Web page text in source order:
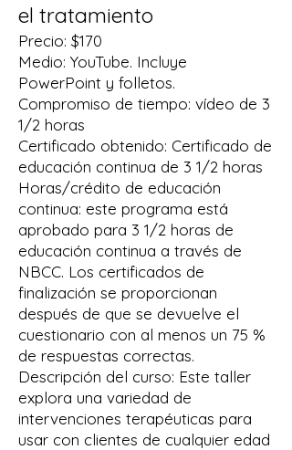
el tratamiento
Precio: $170
Medio: YouTube. Incluye
PowerPoint y folletos.
Compromiso de tiempo: vídeo de 3
1/2 horas
Certificado obtenido: Certificado de
educación continua de 3 1/2 horas
Horas/crédito de educación
continua: este programa está
aprobado para 3 1/2 horas de
educación continua a través de
NBCC. Los certificados de
finalización se proporcionan
después de que se devuelve el
cuestionario con al menos un 75 %
de respuestas correctas.
Descripción del curso: Este taller
explora una variedad de
intervenciones terapéuticas para
usar con clientes de cualquier edad